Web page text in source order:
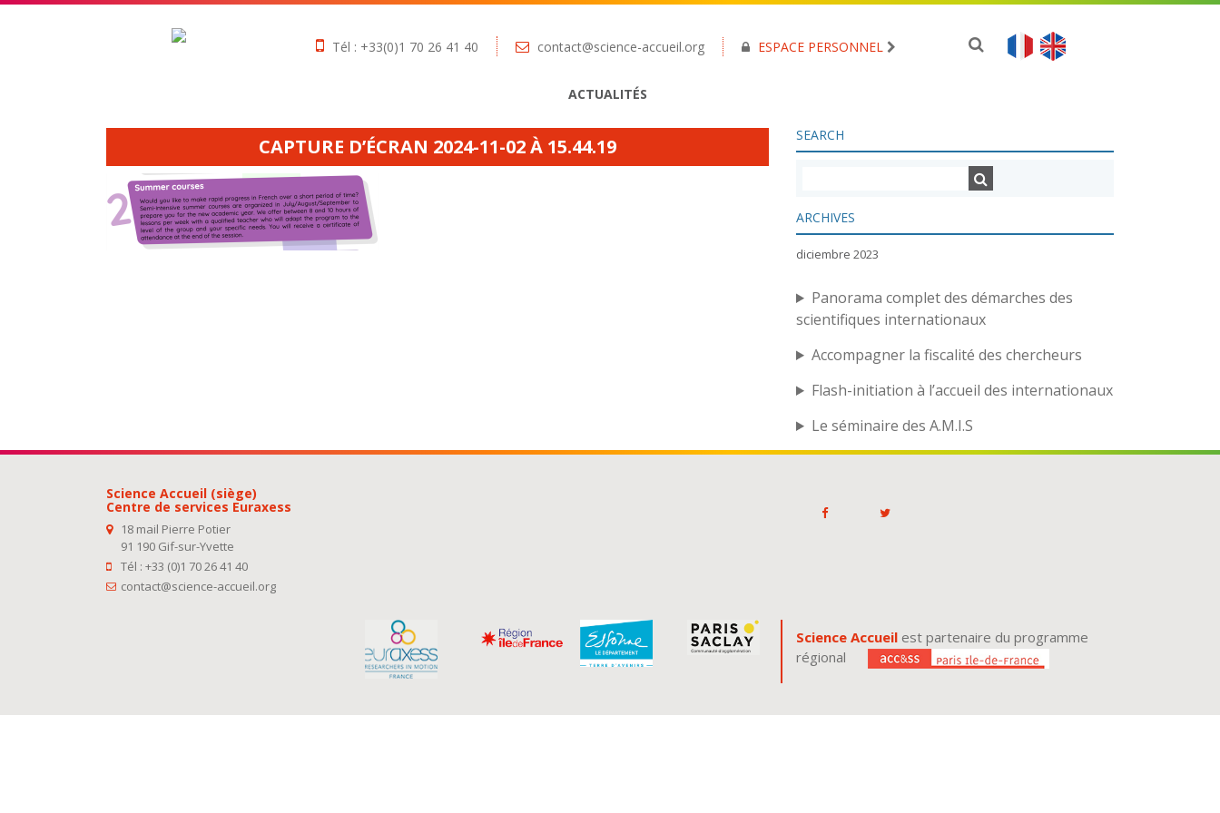
Tél : +33(0)1 70 26 41 40 contact@science-accueil.org ESPACE PERSONNEL
ACTUALITÉS
CAPTURE D’ÉCRAN 2024-11-02 À 15.44.19 SEARCH
ARCHIVES
diciembre 2023
Panorama complet des démarches des
scientifiques internationaux
Accompagner la fiscalité des chercheurs
Flash-initiation à l’accueil des internationaux
Le séminaire des A.M.I.S
Science Accueil (siège)
Centre de services Euraxess
18 mail Pierre Potier
91 190 Gif-sur-Yvette
Tél : +33 (0)1 70 26 41 40
contact@science-accueil.org
Science Accueil est partenaire du programme
régional